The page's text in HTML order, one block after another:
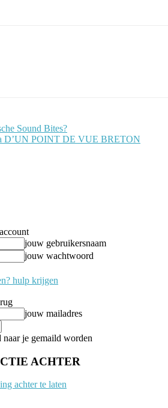
Sound Bites?
D’UN POINT DE VUE BRETON
jouw gebruikersnaam
jouw wachtwoord
hulp krijgen
jouw mailadres
je gemaild worden
ACHTER
achter te laten